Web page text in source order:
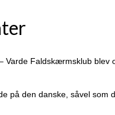
Faldskærmsklub
den danske, såvel som